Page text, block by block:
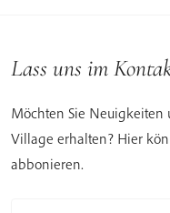
Lass uns im
Möchten Sie
Village erhalten? Hier
abbonieren.